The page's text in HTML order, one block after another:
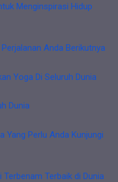
Menginspirasi Hidup
Anda Berikutnya
Yoga Di Seluruh Dunia
Dunia
Yang Perlu Anda Kunjungi
Terbaik di Dunia